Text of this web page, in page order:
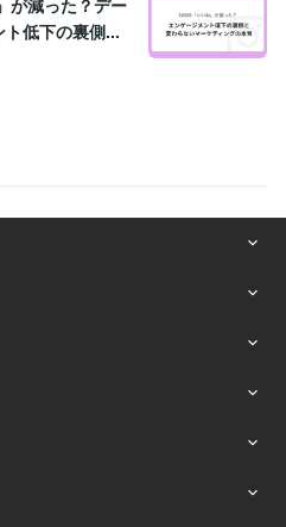
が減った？デー
低下の裏側...